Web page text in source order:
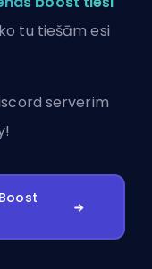
tu tiešām esi
serverim